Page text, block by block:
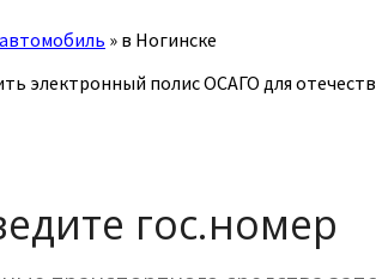
» в Ногинске
электронный полис ОСАГО для